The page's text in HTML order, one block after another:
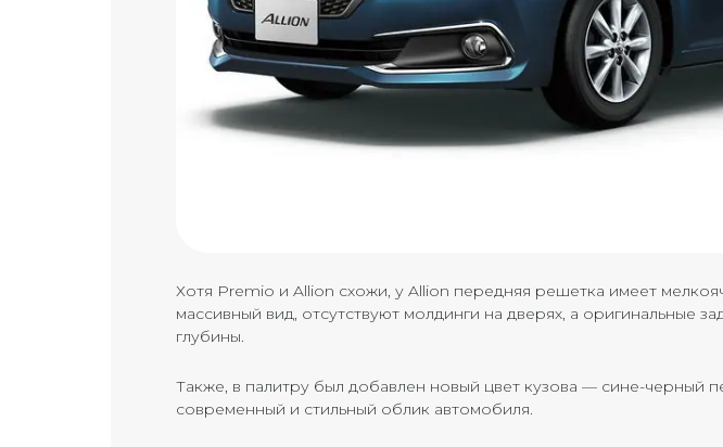
Хотя Premio и Allion схожи, у Allion передняя решетка имеет
массивный вид, отсутствуют молдинги на дверях, а оригинальные
глубины.
Также, в палитру был добавлен новый цвет кузова — сине-черный
современный и стильный облик автомобиля.